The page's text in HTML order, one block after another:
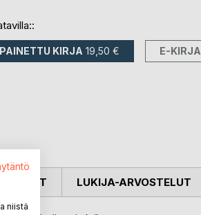
PAINETTU KIRJA 19,50 € E-KIRJA
LUKIJA-ARVOSTELUT
niistä